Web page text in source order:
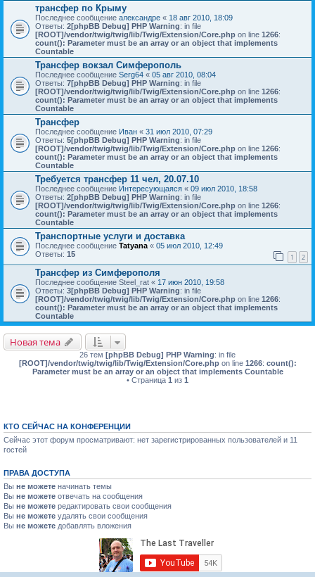
трансфер по Крыму
Последнее сообщение александре « 18 авг 2010, 18:09
Ответы: 2[phpBB Debug] PHP Warning: in file
[ROOT]/vendor/twig/twig/lib/Twig/Extension/Core.php on line 1266:
count(): Parameter must be an array or an object that implements
Countable
Трансфер вокзал Симферополь
Последнее сообщение Serg64 « 05 авг 2010, 08:04
Ответы: 7[phpBB Debug] PHP Warning: in file
[ROOT]/vendor/twig/twig/lib/Twig/Extension/Core.php on line 1266:
count(): Parameter must be an array or an object that implements
Countable
Трансфер
Последнее сообщение Иван « 31 июл 2010, 07:29
Ответы: 5[phpBB Debug] PHP Warning: in file
[ROOT]/vendor/twig/twig/lib/Twig/Extension/Core.php on line 1266:
count(): Parameter must be an array or an object that implements
Countable
Требуется трансфер 11 чел, 20.07.10
Последнее сообщение Интересующаяся « 09 июл 2010, 18:58
Ответы: 2[phpBB Debug] PHP Warning: in file
[ROOT]/vendor/twig/twig/lib/Twig/Extension/Core.php on line 1266:
count(): Parameter must be an array or an object that implements
Countable
Транспортные услуги и доставка
Последнее сообщение Tatyana « 05 июл 2010, 12:49
Ответы: 15 1 2
Трансфер из Симферополя
Последнее сообщение Steel_rat « 17 июн 2010, 19:58
Ответы: 3[phpBB Debug] PHP Warning: in file
[ROOT]/vendor/twig/twig/lib/Twig/Extension/Core.php on line 1266:
count(): Parameter must be an array or an object that implements
Countable
Новая тема
26 тем [phpBB Debug] PHP Warning: in file
[ROOT]/vendor/twig/twig/lib/Twig/Extension/Core.phpon line 1266: count():
Parameter must be an array or an object that implements Countable
• Страница 1 из 1
КТО СЕЙЧАС НА КОНФЕРЕНЦИИ
Сейчас этот форум просматривают: нет зарегистрированных пользователей и 11
гостей
ПРАВА ДОСТУПА
Вы не можете начинать темы
Вы не можете отвечать на сообщения
Вы не можете редактировать свои сообщения
Вы не можете удалять свои сообщения
Вы не можете добавлять вложения